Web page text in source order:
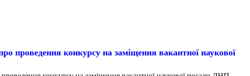
конкурсу на заміщення вакантної наукової